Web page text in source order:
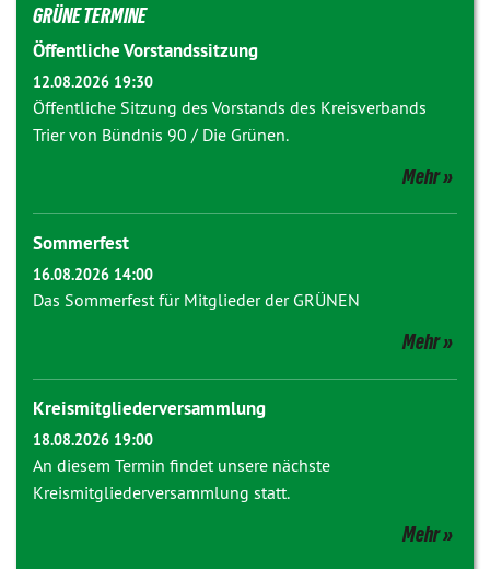
GRÜNE TERMINE
Öffentliche Vorstandssitzung
12.08.2026 19:30
Öffentliche Sitzung des Vorstands des Kreisverbands
Trier von Bündnis 90 / Die Grünen.
Mehr
Sommerfest
16.08.2026 14:00
Das Sommerfest für Mitglieder der GRÜNEN
Mehr
Kreismitgliederversammlung
18.08.2026 19:00
An diesem Termin findet unsere nächste
Kreismitgliederversammlung statt.
Mehr